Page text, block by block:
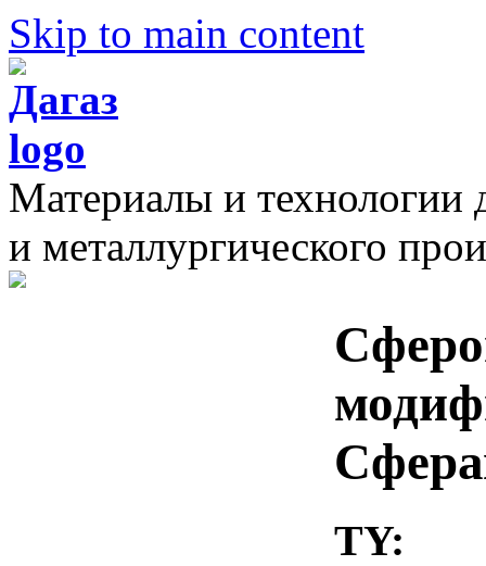
Skip to main content
Материалы и технологии
и металлургического
TY: